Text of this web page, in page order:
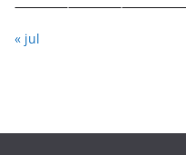
« jul